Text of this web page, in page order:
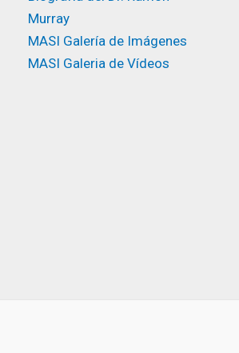
Murray
MASI Galería de Imágenes
MASI Galeria de Vídeos